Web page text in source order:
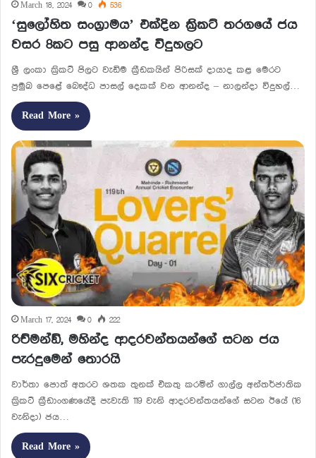
March 18, 2024 0 536
‘සුලෝ­හිත සංග්‍රා­මය’ එක්දින ක්‍රිකට් තර­ගයේ ජය
වසර 8කට පසු ආනන්ද විදු­හලට
ශ්‍රී ලංකා ක්‍රිකට් පිලට වැඩිම ක්‍රීඩ­ක­යින් පිරි­සක් දායාද කළ මෙරට
ප්‍රමුඛ පෙළේ බෞද්ධ පාසල් දෙකක් වන ආනන්ද – නාලන්දා විදු­හල්…
Read More »
March 17, 2024 0 222
රිච්මන්ඞ්, මහින්ද ආදරවන්තයන්ගේ සටන ජය
පැරදුමෙන් තොරයි
වාර්තා පොත් අතරට ශතක තුනක් එකතු කරමින් ගාල්ල අන්තර්ජාතික
ක්‍රිකට් ක්‍රීඩාංගණයේදී පැවැති 119 වැනි ආදරවන්තයන්ගේ සටන ඊයේ (16
වැනිදා) ජය…
Read More »